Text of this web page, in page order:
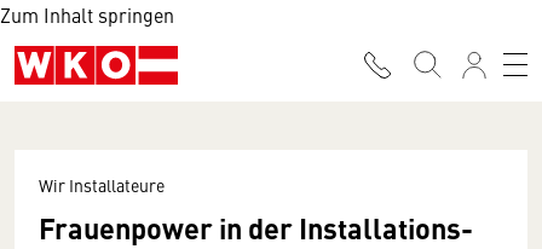
Zum Inhalt springen
Wir Installateure
Frauenpower in der Installations-